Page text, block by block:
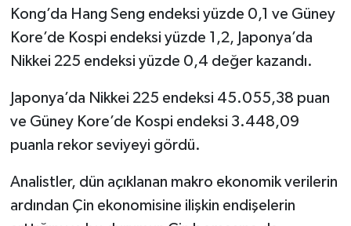
Kong’da Hang Seng endeksi yüzde 0,1 ve Güney
Kore’de Kospi endeksi yüzde 1,2, Japonya’da
Nikkei 225 endeksi yüzde 0,4 değer kazandı.
Japonya’da Nikkei 225 endeksi 45.055,38 puan
ve Güney Kore’de Kospi endeksi 3.448,09
puanla rekor seviyeyi gördü.
Analistler, dün açıklanan makro ekonomik verilerin
ardından Çin ekonomisine ilişkin endişelerin